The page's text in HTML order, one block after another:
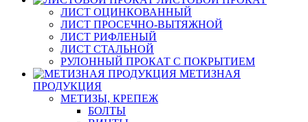
ЛИСТ ОЦИНКОВАННЫЙ
ЛИСТ ПРОСЕЧНО-ВЫТЯЖНОЙ
ЛИСТ РИФЛЕНЫЙ
ЛИСТ СТАЛЬНОЙ
РУЛОННЫЙ ПРОКАТ С ПОКРЫТИЕМ
МЕТИЗНАЯ
ПРОДУКЦИЯ
МЕТИЗЫ, КРЕПЕЖ
БОЛТЫ